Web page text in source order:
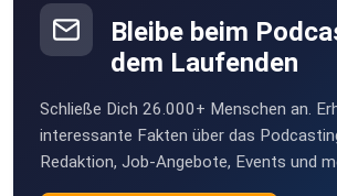
Bleibe beim
dem Laufenden
Schließe Dich 26.000+ Menschen an.
interessante Fakten über das
Redaktion, Job-Angebote, Events und